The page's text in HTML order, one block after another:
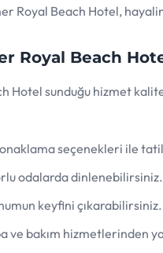
Royal Beach Hotel,
Royal Beach
Hotel sunduğu hizmet
seçenekleri ile
odalarda dinlenebilirsiniz.
keyfini çıkarabilirsiniz.
ve bakım hizmetlerinden